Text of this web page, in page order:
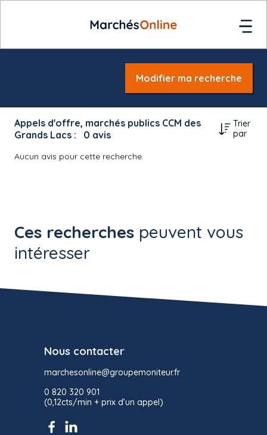
Modifier ma recherche
Appels d'offre, marchés publics CCM des
Grands Lacs :
0 avis
Trier
par
Aucun avis pour cette recherche.
Ces recherches peuvent vous
intéresser
Nous contacter
marchesonline@groupemoniteur.fr
0 820 320 901
(0,12cts/min + prix d’un appel)